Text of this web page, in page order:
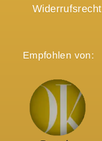
Widerrufsrecht
Empfohlen von: